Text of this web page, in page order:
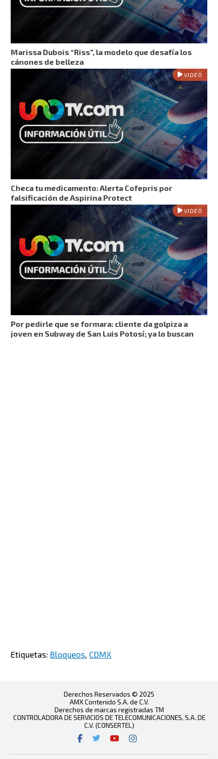
Marissa Dubois “Riss”, la modelo que desafía los
cánones de belleza
VIDEO
Checa tu medicamento: Alerta Cofepris por
falsificación de Aspirina Protect
VIDEO
Por pedirle que se formara: cliente da golpiza a
joven en Subway de San Luis Potosí; ya lo buscan
Etiquetas: Bloqueos CDMX
Derechos Reservados © 2025
AMX Contenido S.A. de C.V.
Derechos de marcas registradas TM
CONTROLADORA DE SERVICIOS DE TELECOMUNICACIONES, S.A. DE
C.V. (CONSERTEL)